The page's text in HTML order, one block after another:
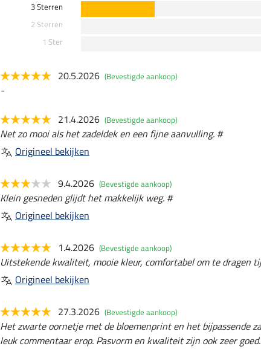
3 Sterren
2 Sterren
1 Ster
20.5.2026 (Bevestigde aankoop)
-
21.4.2026 (Bevestigde aankoop)
Net zo mooi als het zadeldek en een fijne aanvulling. #
Origineel bekijken
9.4.2026 (Bevestigde aankoop)
Klein gesneden glijdt het makkelijk weg. #
Origineel bekijken
1.4.2026 (Bevestigde aankoop)
Uitstekende kwaliteit, mooie kleur, comfortabel om te dragen
Origineel bekijken
27.3.2026 (Bevestigde aankoop)
Het zwarte oornetje met de bloemenprint en het bijpassende
leuk commentaar erop. Pasvorm en kwaliteit zijn ook zeer goed.